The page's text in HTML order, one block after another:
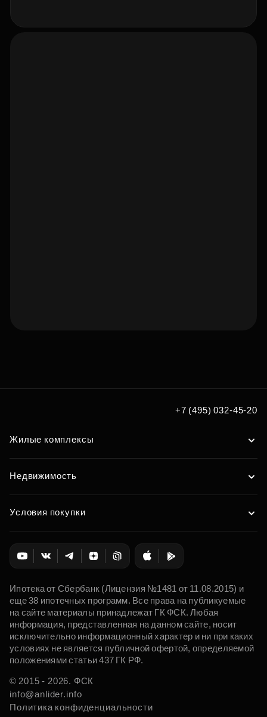
+7 (495) 032-45-20
Жилые комплексы
Недвижимость
Условия покупки
Ипотека от Сбербанк (Лицензия №1481 от 11.08.2015) и
еще 38 ипотечных программ. Все права на публикуемые
на сайте материалы принадлежат ГК ФСК. Любая
информация, представленная на данном сайте, носит
исключительно информационный характер и ни при каких
условиях не является публичной офертой, определяемой
положениями статьи 437 ГК РФ.
© 2015 - 2026. ФСК
info@anlider.info
Политика конфиденциальности